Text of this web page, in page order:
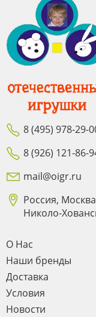
8 (495) 978-29-
8 (926) 121-86-
mail@oigr.ru
Россия,
Николо-
О Нас
Наши бренды
Доставка
Условия
Новости